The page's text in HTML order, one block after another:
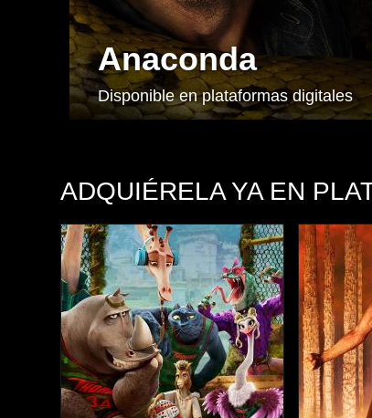
Anaconda
Disponible en plataformas digitales
ADQUIÉRELA YA EN